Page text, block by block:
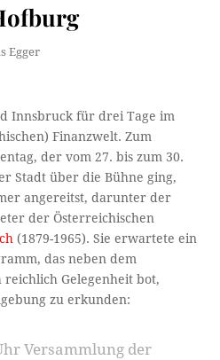
Egger
Innsbruck für drei Tage im
Finanzwelt. Zum
der vom 27. bis zum 30.
Stadt über die Bühne ging,
angereitst, darunter der
der Österreichischen
(1879-1965). Sie erwartete ein
das neben dem
reichlich Gelegenheit bot,
zu erkunden:
Versammlung der